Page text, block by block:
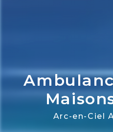
Arc-en-Ciel